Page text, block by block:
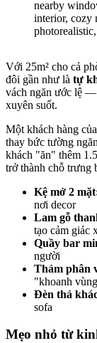
Với 25m² cho cả
đôi gần như là tự
vách ngăn ước lệ —
xuyên suốt.
Một khách hàng
thay bức tường
khách "ăn" thêm
trở thành chỗ trưng
Kệ mở 2
nơi decor
Lam gỗ
tạo cảm giác
Quầy bar
người
Thảm phân
"khoanh
Đèn thả
sofa
Mẹo nhỏ từ